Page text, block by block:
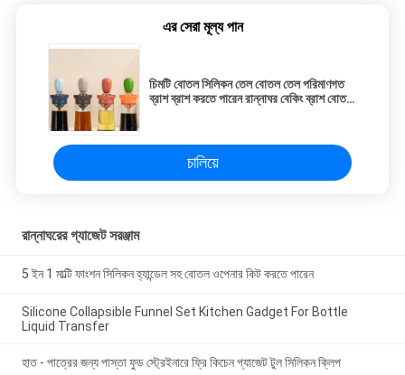
এর সেরা মূল্য পান
চিমটি বোতল সিলিকন তেল বোতল তেল পরিমাণগত
ব্রাশ ব্রাশ করতে পারেন রান্নাঘর বেকিং ব্রাশ বোতল
চালিয়ে
রান্নাঘরের গ্যাজেট সরঞ্জাম
5 ইন 1 মাল্টি ফাংশন সিলিকন হ্যান্ডেল সহ বোতল ওপেনার কিট করতে পারেন
Silicone Collapsible Funnel Set Kitchen Gadget For Bottle
Liquid Transfer
হাত - পাত্রের জন্য পাস্তা ফুড স্ট্রেইনারে ফ্রি কিচেন গ্যাজেট টুল সিলিকন ক্লিপ